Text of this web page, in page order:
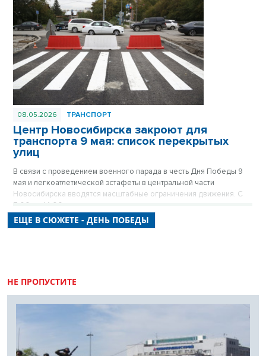
пассажиров в отдаленные микрорайоны. Отправление транспорта
будет осуществляться по мере наполняемости салонов.
08.05.2026 ТРАНСПОРТ
Центр Новосибирска закроют для
транспорта 9 мая: список перекрытых
улиц
В связи с проведением военного парада в честь Дня Победы 9
мая и легкоатлетической эстафеты в центральной части
Новосибирска вводятся масштабные ограничения движения. С
7:00 до 14:00 десятки улиц станут пешеходными, а стоянка
транспорта на них будет полностью запрещена. Городские власти
просят автомобилистов заранее планировать маршруты и
ЕЩЕ В СЮЖЕТЕ - ДЕНЬ ПОБЕДЫ
НЕ ПРОПУСТИТЕ